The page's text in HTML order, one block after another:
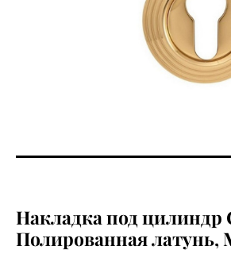
Накладка под цилиндр
Полированная латунь,